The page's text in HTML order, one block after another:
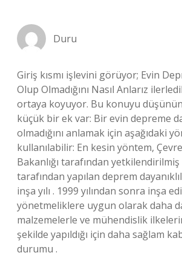
Duru
Giriş kısmı işlevini görüyor; Evin
Olup Olmadığını Nasıl Anlarız
ortaya koyuyor. Bu konuyu
küçük bir ek var: Bir evin depreme
olmadığını anlamak için aşağıdaki
kullanılabilir: En kesin yöntem,
Bakanlığı tarafından
tarafından yapılan deprem
inşa yılı . 1999 yılından sonra inşa
yönetmeliklere uygun olarak daha
malzemelerle ve mühendislik
şekilde yapıldığı için daha sağlam
durumu .